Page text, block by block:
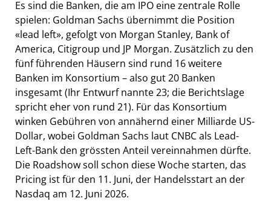
Es sind die Banken, die am IPO eine zentrale Rolle
spielen: Goldman Sachs übernimmt die Position
«lead left», gefolgt von Morgan Stanley, Bank of
America, Citigroup und JP Morgan. Zusätzlich zu den
fünf führenden Häusern sind rund 16 weitere
Banken im Konsortium – also gut 20 Banken
insgesamt (Ihr Entwurf nannte 23; die Berichtslage
spricht eher von rund 21). Für das Konsortium
winken Gebühren von annähernd einer Milliarde US-
Dollar, wobei Goldman Sachs laut CNBC als Lead-
Left-Bank den grössten Anteil vereinnahmen dürfte.
Die Roadshow soll schon diese Woche starten, das
Pricing ist für den 11. Juni, der Handelsstart an der
Nasdaq am 12. Juni 2026.